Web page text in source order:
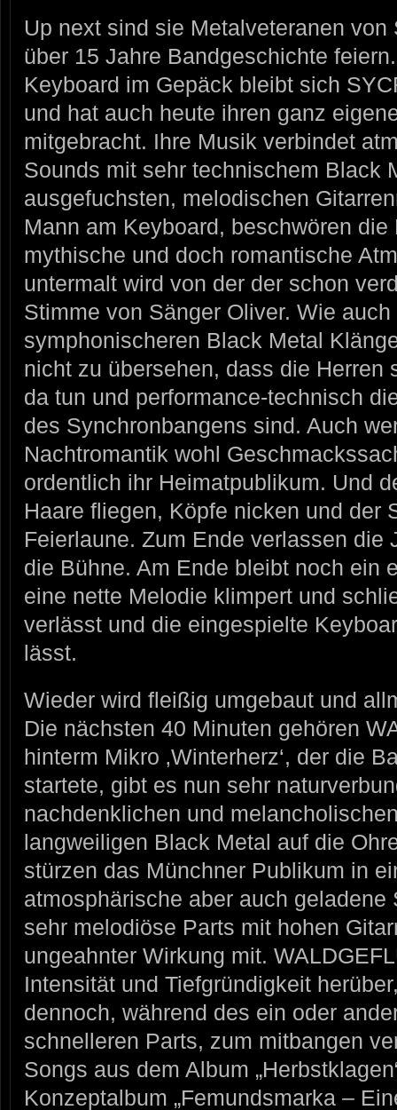
Up next sind sie Metalveteranen
über 15 Jahre Bandgeschichte
Keyboard im Gepäck bleibt sich
und hat auch heute ihren ganz
mitgebracht. Ihre Musik verbindet
Sounds mit sehr technischem Black
ausgefuchsten, melodischen
Mann am Keyboard, beschwören
mythische und doch romantische
untermalt wird von der der schon
Stimme von Sänger Oliver. Wie
symphonischeren Black Metal
nicht zu übersehen, dass die Herren
da tun und performance-technisch
des Synchronbangens sind. Auch
Nachtromantik wohl
ordentlich ihr Heimatpublikum. Und
Haare fliegen, Köpfe nicken und der
Feierlaune. Zum Ende verlassen die
die Bühne. Am Ende bleibt noch ein
eine nette Melodie klimpert und
verlässt und die eingespielte
lässt.
Wieder wird fleißig umgebaut und
Die nächsten 40 Minuten gehören
hinterm Mikro ‚Winterherz‘, der die
startete, gibt es nun sehr
nachdenklichen und
langweiligen Black Metal auf die
stürzen das Münchner Publikum in
atmosphärische aber auch geladene
sehr melodiöse Parts mit hohen
ungeahnter Wirkung mit.
Intensität und Tiefgründigkeit
dennoch, während des ein oder
schnelleren Parts, zum mitbangen
Songs aus dem Album
Konzeptalbum „Femundsmarka –